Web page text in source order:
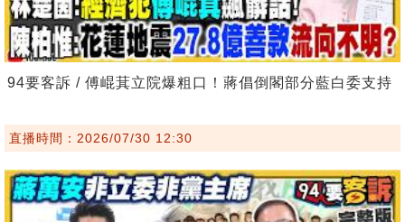
94要客訴 / 傅崐萁立院爆粗口！蔣倡倒閣部分藍白委支持
直播時間：2026/07/30 12:30